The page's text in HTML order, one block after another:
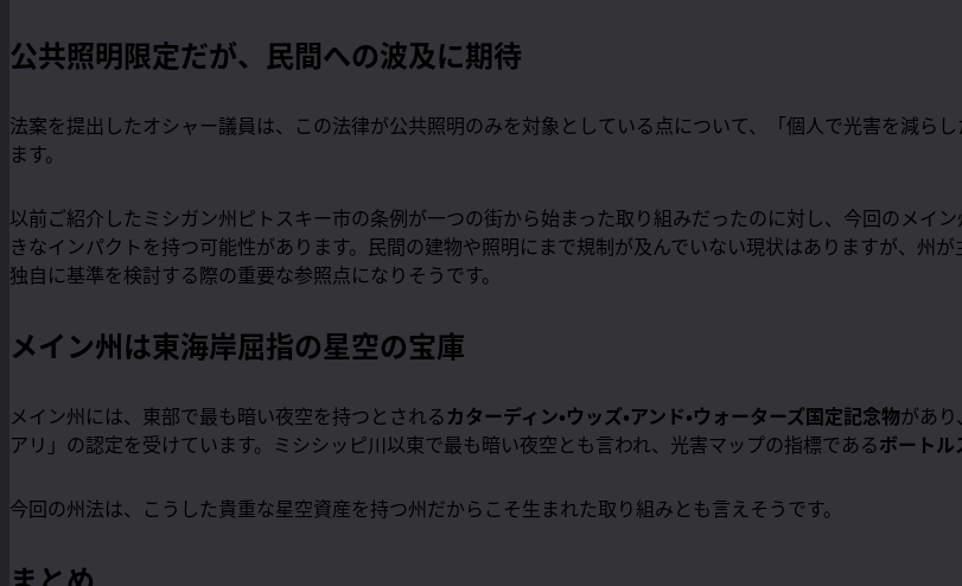
公共照明限定だが、民間への波及に期待
法案を提出したオシャー議員は、この法律が公共照明のみを対象としている点について、「個人で光害を減ら
ます。
以前ご紹介したミシガン州ピトスキー市の条例が一つの街から始まった取り組みだったのに対し、今回のメイ
きなインパクトを持つ可能性があります。民間の建物や照明にまで規制が及んでいない現状はありますが、州
独自に基準を検討する際の重要な参照点になりそうです。
メイン州は東海岸屈指の星空の宝庫
メイン州には、東部で最も暗い夜空を持つとされるカターディン・ウッズ・アンド・ウォーターズ国定記念物があり
アリ」の認定を受けています。ミシシッピ川以東で最も暗い夜空とも言われ、光害マップの指標であるボートル
今回の州法は、こうした貴重な星空資産を持つ州だからこそ生まれた取り組みとも言えそうです。